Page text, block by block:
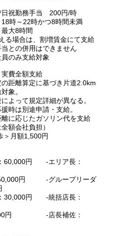
日祝勤務手当 200円/時
時～22時かつ8時間未満
大8時間
る場合は、割増賃金にて支給
当との併用はできません
員のみ支給対象
実費全額支給
距離算定に基づき片道2.0km
象。
よって規定詳細が異なる。
時は別途申請・支給。
離に応じたガソリン代を支給
額会社負担）
＞月額1,500円
60,000円 ‐エリア長：
50,000円 ‐グループリーダ
30,000円 ‐統括店長：
円 ‐店長補佐：